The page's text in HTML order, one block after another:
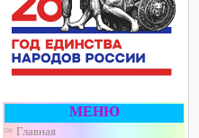
МЕНЮ
Главная